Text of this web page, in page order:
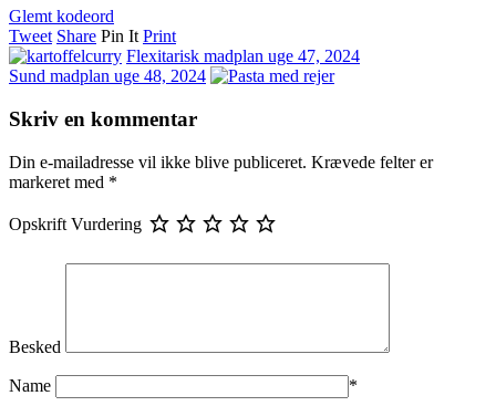
Glemt kodeord
Tweet Share Pin It Print
Flexitarisk madplan uge 47, 2024
Sund madplan uge 48, 2024
Skriv en kommentar
Din e-mailadresse vil ikke blive publiceret. Krævede felter er
markeret med *
Opskrift Vurdering
Besked
Name *